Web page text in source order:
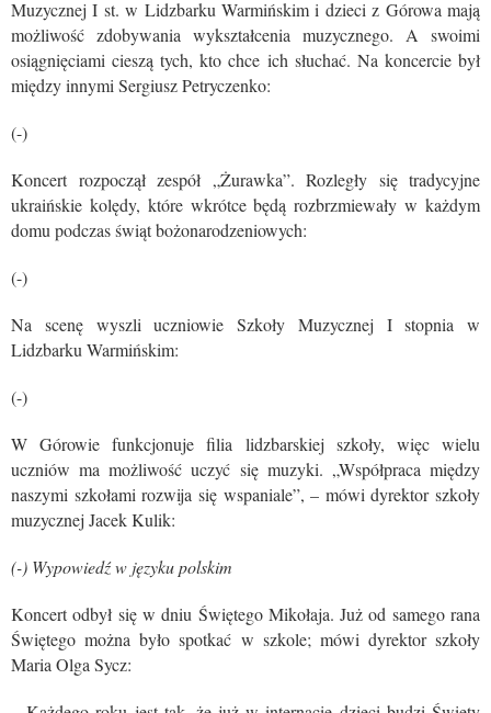
Muzycznej I st. w Lidzbarku Warmińskim i dzieci z Górowa mają
możliwość zdobywania wykształcenia muzycznego. A swoimi
osiągnięciami cieszą tych, kto chce ich słuchać. Na koncercie był
między innymi Sergiusz Petryczenko:
(-)
Koncert rozpoczął zespół „Żurawka”. Rozległy się tradycyjne
ukraińskie kolędy, które wkrótce będą rozbrzmiewały w każdym
domu podczas świąt bożonarodzeniowych:
(-)
Na scenę wyszli uczniowie Szkoły Muzycznej I stopnia w
Lidzbarku Warmińskim:
(-)
W Górowie funkcjonuje filia lidzbarskiej szkoły, więc wielu
uczniów ma możliwość uczyć się muzyki. „Współpraca między
naszymi szkołami rozwija się wspaniale”, – mówi dyrektor szkoły
muzycznej Jacek Kulik:
(-) Wypowiedź w języku polskim
Koncert odbył się w dniu Świętego Mikołaja. Już od samego rana
Świętego można było spotkać w szkole; mówi dyrektor szkoły
Maria Olga Sycz: